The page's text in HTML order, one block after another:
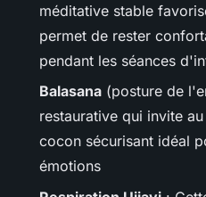
méditative stable
permet de rester
pendant les séances
Balasana (posture de
restaurative qui invite
cocon sécurisant idéal
émotions